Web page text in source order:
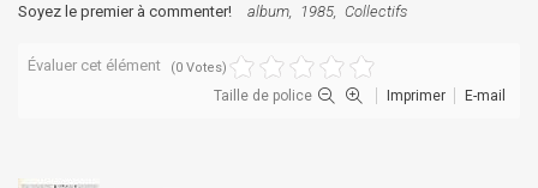
Soyez le premier à commenter! album 1985 Collectifs
Évaluer cet élément (0 Votes)
Taille de police Imprimer E-mail